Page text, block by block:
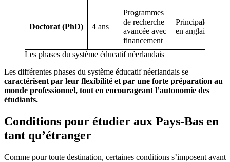
Doctorat (PhD) 4 ans
Programmes
de recherche
avancée avec
financement
Principalement
en anglais
Les phases du système éducatif néerlandais
Les différentes phases du système éducatif néerlandais se
caractérisent par leur flexibilité et par une forte préparation au
monde professionnel, tout en encourageant l’autonomie des
étudiants.
Conditions pour étudier aux Pays-Bas en
tant qu’étranger
Comme pour toute destination, certaines conditions s’imposent avant